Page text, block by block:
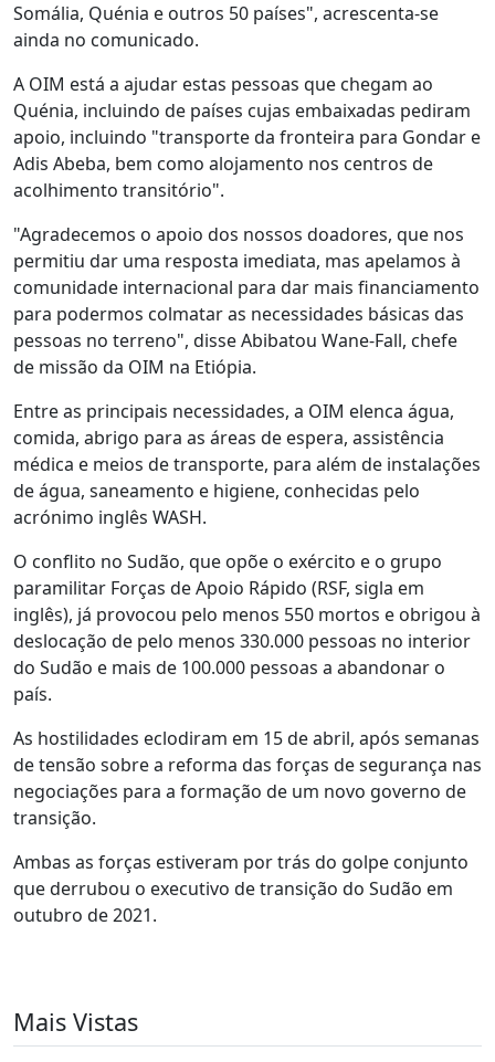
Somália, Quénia e outros 50 países", acrescenta-se
ainda no comunicado.
A OIM está a ajudar estas pessoas que chegam ao
Quénia, incluindo de países cujas embaixadas pediram
apoio, incluindo "transporte da fronteira para Gondar e
Adis Abeba, bem como alojamento nos centros de
acolhimento transitório".
"Agradecemos o apoio dos nossos doadores, que nos
permitiu dar uma resposta imediata, mas apelamos à
comunidade internacional para dar mais financiamento
para podermos colmatar as necessidades básicas das
pessoas no terreno", disse Abibatou Wane-Fall, chefe
de missão da OIM na Etiópia.
Entre as principais necessidades, a OIM elenca água,
comida, abrigo para as áreas de espera, assistência
médica e meios de transporte, para além de instalações
de água, saneamento e higiene, conhecidas pelo
acrónimo inglês WASH.
O conflito no Sudão, que opõe o exército e o grupo
paramilitar Forças de Apoio Rápido (RSF, sigla em
inglês), já provocou pelo menos 550 mortos e obrigou à
deslocação de pelo menos 330.000 pessoas no interior
do Sudão e mais de 100.000 pessoas a abandonar o
país.
As hostilidades eclodiram em 15 de abril, após semanas
de tensão sobre a reforma das forças de segurança nas
negociações para a formação de um novo governo de
transição.
Ambas as forças estiveram por trás do golpe conjunto
que derrubou o executivo de transição do Sudão em
outubro de 2021.
Mais Vistas